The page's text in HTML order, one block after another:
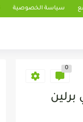
سياسة الخصوصية
0
برلين